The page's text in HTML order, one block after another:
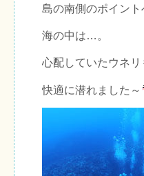
島の南側のポイン
海の中は…。
心配していたウネ
快適に潜れました～